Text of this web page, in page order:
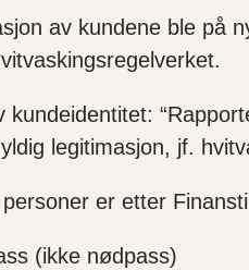
av kundene ble på
legitimasjon, jf.
er etter
(ikke nødpass)